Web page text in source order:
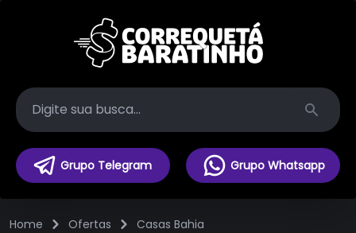
Search
Grupo Telegram Grupo Whatsapp
Home Ofertas Casas Bahia